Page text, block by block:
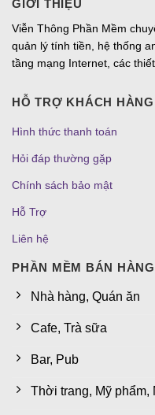
GIỚI THIỆU
Viễn Thông Phần Mềm
quản lý tính tiền, hệ thống
tầng mạng Internet, các
HỖ TRỢ KHÁCH HÀNG
Hình thức thanh toán
Hỏi đáp thường gặp
Chính sách bảo mật
Hỗ Trợ
Liên hệ
PHẦN MỀM BÁN HÀNG
Nhà hàng, Quán ăn
Cafe, Trà sữa
Bar, Pub
Thời trang, Mỹ phẩm,